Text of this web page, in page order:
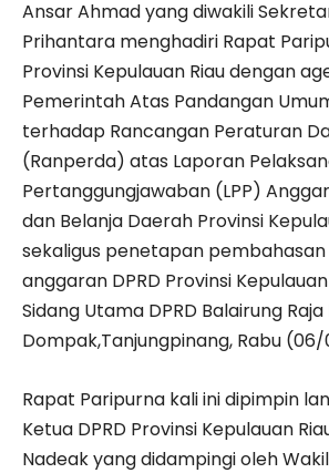
Ansar Ahmad yang diwakili
Prihantara menghadiri Rapat
Provinsi Kepulauan Riau dengan
Pemerintah Atas Pandangan
terhadap Rancangan Peraturan
(Ranperda) atas Laporan
Pertanggungjawaban (LPP)
dan Belanja Daerah Provinsi
sekaligus penetapan
anggaran DPRD Provinsi Kepulauan
Sidang Utama DPRD Balairung Raja
Dompak,Tanjungpinang, Rabu
Rapat Paripurna kali ini dipimpin
Ketua DPRD Provinsi Kepulauan
Nadeak yang didampingi oleh